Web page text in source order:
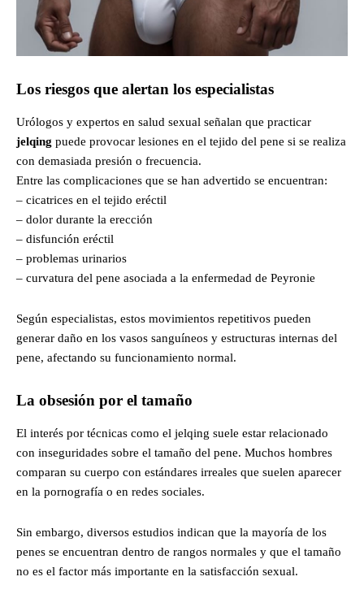
Los riesgos que alertan los especialistas
Urólogos y expertos en salud sexual señalan que practicar
jelqing puede provocar lesiones en el tejido del pene si se realiza
con demasiada presión o frecuencia.
Entre las complicaciones que se han advertido se encuentran:
– cicatrices en el tejido eréctil
– dolor durante la erección
– disfunción eréctil
– problemas urinarios
– curvatura del pene asociada a la enfermedad de Peyronie
Según especialistas, estos movimientos repetitivos pueden
generar daño en los vasos sanguíneos y estructuras internas del
pene, afectando su funcionamiento normal.
La obsesión por el tamaño
El interés por técnicas como el jelqing suele estar relacionado
con inseguridades sobre el tamaño del pene. Muchos hombres
comparan su cuerpo con estándares irreales que suelen aparecer
en la pornografía o en redes sociales.
Sin embargo, diversos estudios indican que la mayoría de los
penes se encuentran dentro de rangos normales y que el tamaño
no es el factor más importante en la satisfacción sexual.